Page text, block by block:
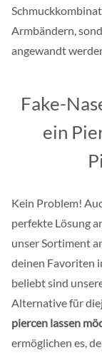
Armbändern,
angewandt
Fake-
ein
Kein Problem!
perfekte Lösung
unser Sortiment
deinen Favoriten
beliebt sind
Alternative für
piercen lassen
ermöglichen es,